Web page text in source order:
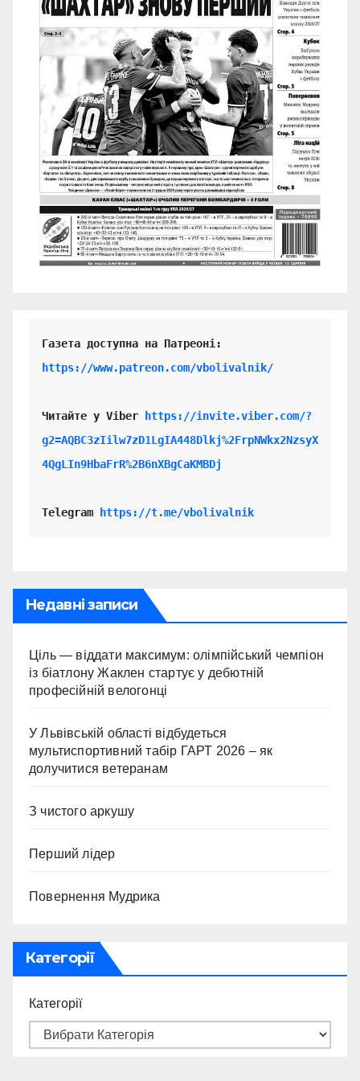
https://www.patreon.com/vbolivalnik/
Читайте у Viber
https://invite.viber.com/?
g2=AQBC3zIilw7zD1LgIA448Dlkj%2FrpNWkx2NzsyX
4QgLIn9HbaFrR%2B6nXBgCaKMBDj
Telegram https://t.me/vbolivalnik
Недавні записи
Ціль — віддати максимум: олімпійський чемпіон
із біатлону Жаклен стартує у дебютній
професійній велогонці
У Львівській області відбудеться
мультиспортивний табір ГАРТ 2026 – як
долучитися ветеранам
З чистого аркушу
Перший лідер
Повернення Мудрика
Категорії
Категорії